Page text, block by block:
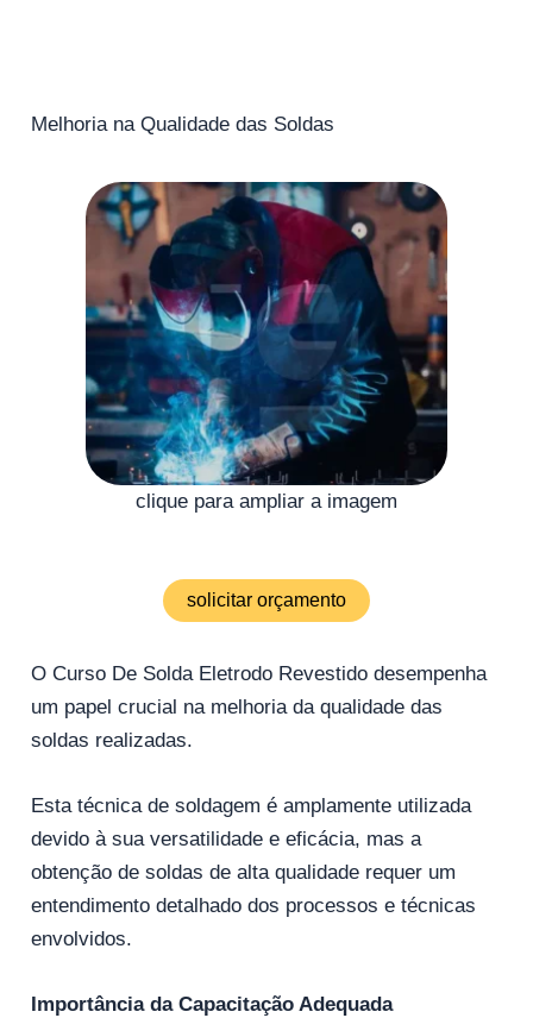
Melhoria na Qualidade das Soldas
clique para ampliar a imagem
solicitar orçamento
O Curso De Solda Eletrodo Revestido desempenha
um papel crucial na melhoria da qualidade das
soldas realizadas.
Esta técnica de soldagem é amplamente utilizada
devido à sua versatilidade e eficácia, mas a
obtenção de soldas de alta qualidade requer um
entendimento detalhado dos processos e técnicas
envolvidos.
Importância da Capacitação Adequada